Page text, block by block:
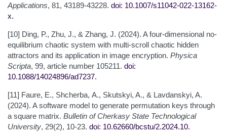
Applications, 81, 43189-43228. doi: 10.1007/s11042-022-13162-
x.
[10] Ding, P., Zhu, J., & Zhang, J. (2024). A four-dimensional no-
equilibrium chaotic system with multi-scroll chaotic hidden
attractors and its application in image encryption. Physica
Scripta, 99, article number 105211. doi:
10.1088/14024896/ad7237.
[11] Faure, E., Shcherba, А., Skutskyi, A., & Lavdanskyi, A.
(2024). A software model to generate permutation keys through
a square matrix. Bulletin of Cherkasy State Technological
University, 29(2), 10-23. doi: 10.62660/bcstu/2.2024.10.